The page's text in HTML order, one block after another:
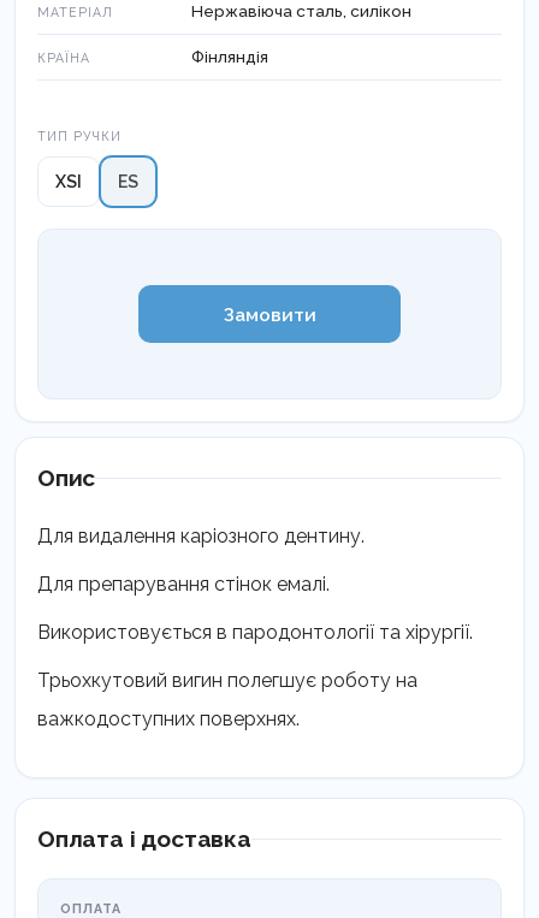
МАТЕРІАЛ Нержавіюча сталь, силікон
КРАЇНА Фінляндія
ТИП РУЧКИ
XSI ES
Замовити
Опис
Для видалення каріозного дентину.
Для препарування стінок емалі.
Використовується в пародонтології та хірургії.
Трьохкутовий вигин полегшує роботу на
важкодоступних поверхнях.
Оплата і доставка
ОПЛАТА